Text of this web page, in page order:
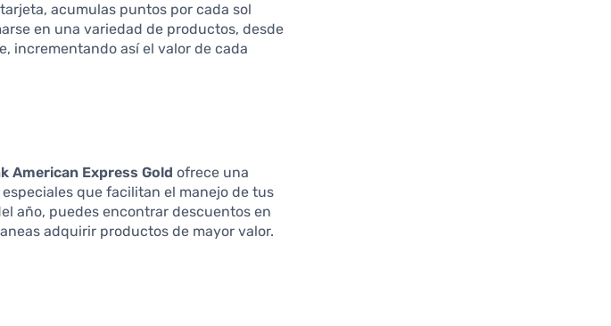
acumulas puntos por cada sol
en una variedad de productos, desde
incrementando así el valor de cada
American Express Gold ofrece una
que facilitan el manejo de tus
año, puedes encontrar descuentos en
adquirir productos de mayor valor.